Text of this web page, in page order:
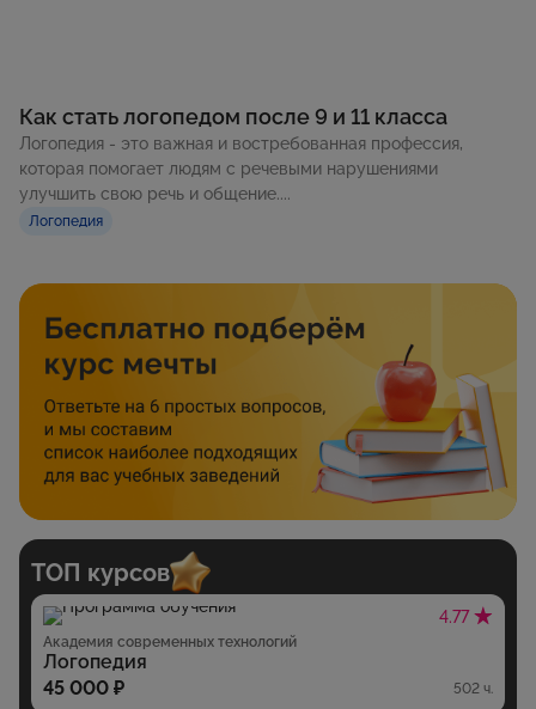
Как стать логопедом после 9 и 11 класса
Логопедия - это важная и востребованная профессия,
которая помогает людям с речевыми нарушениями
улучшить свою речь и общение....
Логопедия
ТОП курсов
4.77
Академия современных технологий
Логопедия
45 000 ₽
502 ч.